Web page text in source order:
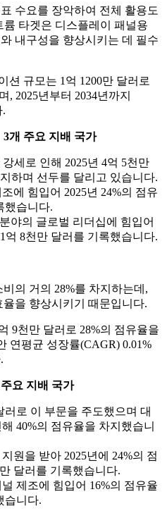
수요를 장악하여 전체 활용도
륨 타겟은 디스플레이 패널용
내구성을 향상시키는 데 필수
션 규모는 1억 1200만 달러로
, 2025년부터 2034년까지
.
개 주요 지배 국가
세로 인해 2025년 4억 5천만
하며 선두를 달리고 있습니다.
에 힘입어 2025년 24%의 점유
했습니다.
야의 글로벌 리더십에 힘입어
억 8천만 달러를 기록했습니다.
의 거의 28%를 차지하는데,
을 향상시키기 때문입니다.
9천만 달러로 28%의 점유율을
연평균 성장률(CAGR) 0.01%
요 지배 국가
러로 이 부문을 주도했으며 대
40%의 점유율을 차지했습니
원을 받아 2025년에 24%의 점
달러를 기록했습니다.
제조에 힘입어 16%의 점유율
습니다.